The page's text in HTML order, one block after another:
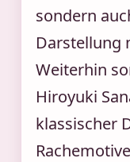
sondern
Darstellung
Weiterhin
Hiroyuki
klassischer